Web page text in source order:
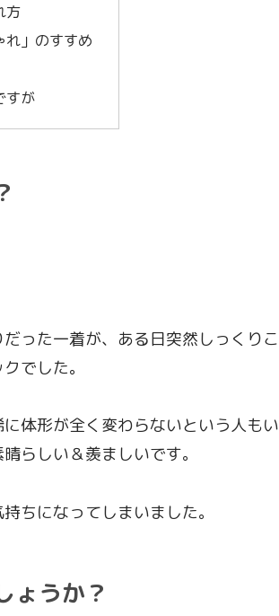
方
れ」のすすめ
すが
った一着が、ある日突然しっくりこ
でした。
体形が全く変わらないという人もい
らしい＆羨ましいです。
ちになってしまいました。
ょうか？